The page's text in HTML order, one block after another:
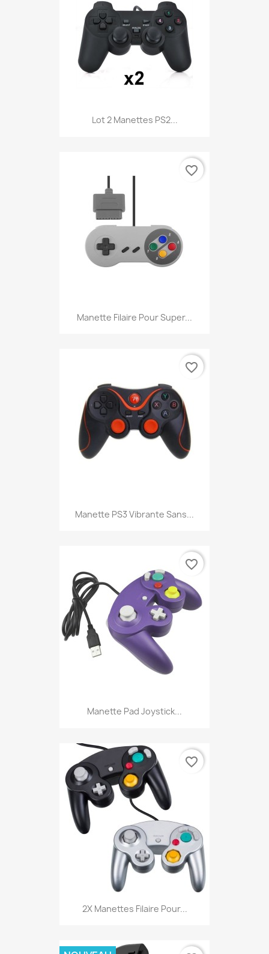
Lot 2 Manettes PS2...
Manette Filaire Pour Super...
favorite_border
Manette PS3 Vibrante Sans...
favorite_border
Manette Pad Joystick...
favorite_border
2X Manettes Filaire Pour...
favorite_border